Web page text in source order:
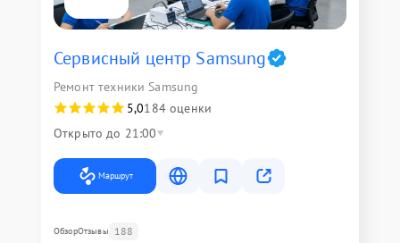
Сервисный центр Samsung
Ремонт техники Samsung
5,0184 оценки
Открыто до 21:00
Маршрут
ОбзорОтзывы 188